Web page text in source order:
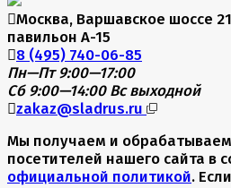
Москва, Варшавское шоссе
павильон А-15
8 (495) 740-06-85
Пн—Пт 9:00—17:00
Сб 9:00—14:00 Вс выходной
zakaz@sladrus.ru
Мы получаем и
посетителей нашего сайта в
официальной политикой.